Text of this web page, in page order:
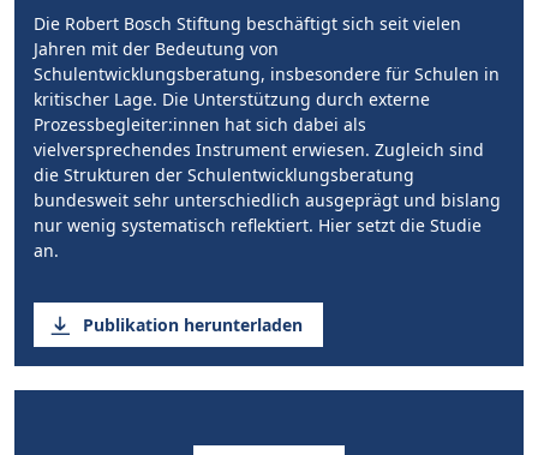
Die Robert Bosch Stiftung beschäftigt sich seit vielen
Jahren mit der Bedeutung von
Schulentwicklungsberatung, insbesondere für Schulen in
kritischer Lage. Die Unterstützung durch externe
Prozessbegleiter:innen hat sich dabei als
vielversprechendes Instrument erwiesen. Zugleich sind
die Strukturen der Schulentwicklungsberatung
bundesweit sehr unterschiedlich ausgeprägt und bislang
nur wenig systematisch reflektiert. Hier setzt die Studie
an.
Publikation herunterladen